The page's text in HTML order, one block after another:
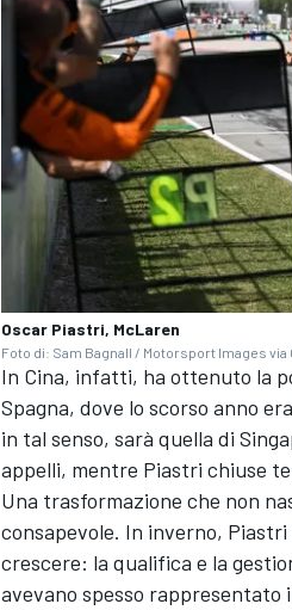
RALLY
Oscar Piastri, McLaren
Foto di: Sam Bagnall / Motorsport Images via
In Cina, infatti, ha ottenuto la
Spagna, dove lo scorso anno
in tal senso, sarà quella di
appelli, mentre Piastri chiuse
Una trasformazione che non
consapevole. In inverno,
crescere: la qualifica e la
avevano spesso rappresentato